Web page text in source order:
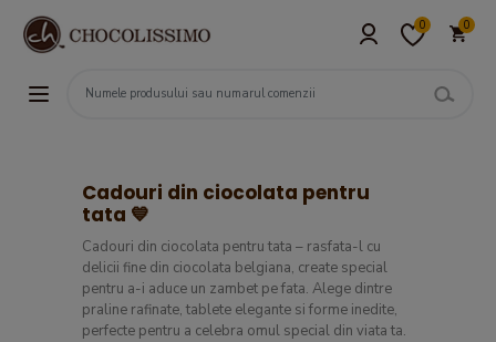
0 0
Cadouri din ciocolata pentru
tata 💙
Cadouri din ciocolata pentru tata – rasfata-l cu
delicii fine din ciocolata belgiana, create special
pentru a-i aduce un zambet pe fata. Alege dintre
praline rafinate, tablete elegante si forme inedite,
perfecte pentru a celebra omul special din viata ta.